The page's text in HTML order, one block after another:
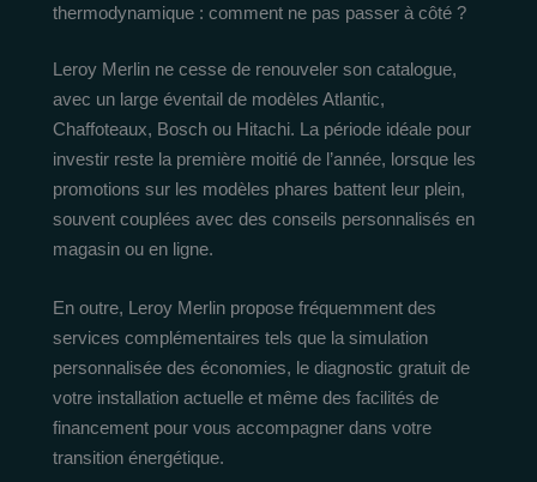
thermodynamique : comment ne pas passer à côté ?
Leroy Merlin ne cesse de renouveler son catalogue,
avec un large éventail de modèles Atlantic,
Chaffoteaux, Bosch ou Hitachi. La période idéale pour
investir reste la première moitié de l’année, lorsque les
promotions sur les modèles phares battent leur plein,
souvent couplées avec des conseils personnalisés en
magasin ou en ligne.
En outre, Leroy Merlin propose fréquemment des
services complémentaires tels que la simulation
personnalisée des économies, le diagnostic gratuit de
votre installation actuelle et même des facilités de
financement pour vous accompagner dans votre
transition énergétique.